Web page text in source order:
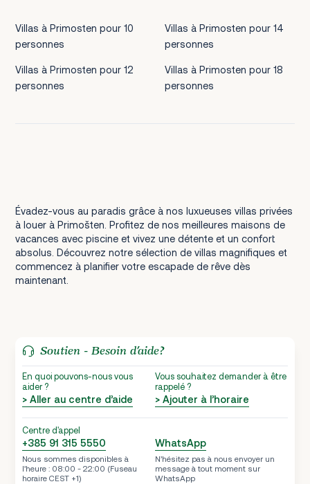
Villas à Primosten pour 10
personnes
Villas à Primosten pour 12
personnes
Villas à Primosten pour 14
personnes
Villas à Primosten pour 18
personnes
Évadez-vous au paradis grâce à nos luxueuses villas privées
à louer à Primošten. Profitez de nos meilleures maisons de
vacances avec piscine et vivez une détente et un confort
absolus. Découvrez notre sélection de villas magnifiques et
commencez à planifier votre escapade de rêve dès
maintenant.
Soutien - Besoin d’aide?
En quoi pouvons-nous vous
aider ?
> Aller au centre d’aide
Vous souhaitez demander à être
rappelé ?
> Ajouter à l’horaire
Centre d'appel
+385 91 315 5550
Nous sommes disponibles à
l’heure : 08:00 - 22:00 (Fuseau
horaire CEST +1)
WhatsApp
N’hésitez pas à nous envoyer un
message à tout moment sur
WhatsApp